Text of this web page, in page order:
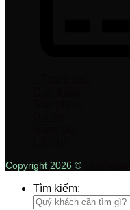
Copyright 2026 ©
Tìm kiếm: